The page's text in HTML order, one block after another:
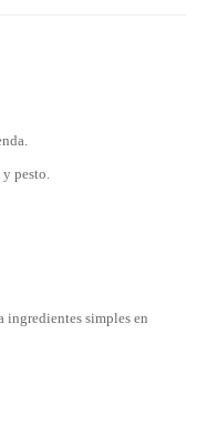
pesto.
simples en